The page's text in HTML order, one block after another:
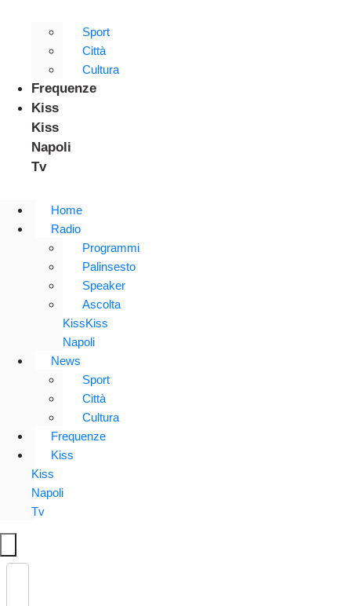
Sport
Città
Cultura
Frequenze
Kiss
Kiss
Napoli
Tv
Home
Radio
Programmi
Palinsesto
Speaker
Ascolta
KissKiss
Napoli
News
Sport
Città
Cultura
Frequenze
Kiss
Kiss
Napoli
Tv